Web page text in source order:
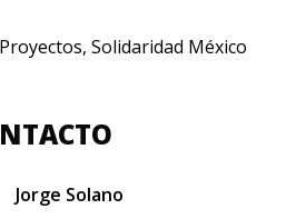
Solidaridad México
Jorge Solano